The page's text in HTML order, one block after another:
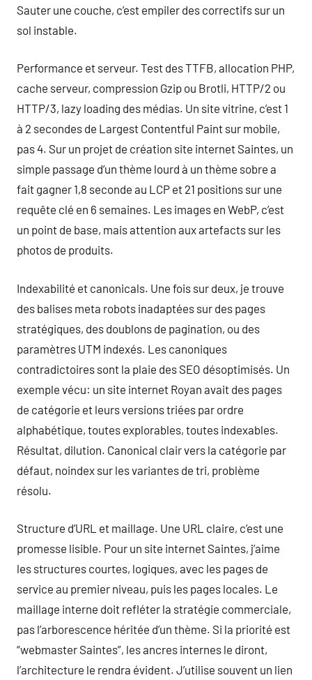
Sauter une couche, c’est empiler des correctifs sur un
sol instable.
Performance et serveur. Test des TTFB, allocation PHP,
cache serveur, compression Gzip ou Brotli, HTTP/2 ou
HTTP/3, lazy loading des médias. Un site vitrine, c’est 1
à 2 secondes de Largest Contentful Paint sur mobile,
pas 4. Sur un projet de création site internet Saintes, un
simple passage d’un thème lourd à un thème sobre a
fait gagner 1,8 seconde au LCP et 21 positions sur une
requête clé en 6 semaines. Les images en WebP, c’est
un point de base, mais attention aux artefacts sur les
photos de produits.
Indexabilité et canonicals. Une fois sur deux, je trouve
des balises meta robots inadaptées sur des pages
stratégiques, des doublons de pagination, ou des
paramètres UTM indexés. Les canoniques
contradictoires sont la plaie des SEO désoptimisés. Un
exemple vécu: un site internet Royan avait des pages
de catégorie et leurs versions triées par ordre
alphabétique, toutes explorables, toutes indexables.
Résultat, dilution. Canonical clair vers la catégorie par
défaut, noindex sur les variantes de tri, problème
résolu.
Structure d’URL et maillage. Une URL claire, c’est une
promesse lisible. Pour un site internet Saintes, j’aime
les structures courtes, logiques, avec les pages de
service au premier niveau, puis les pages locales. Le
maillage interne doit refléter la stratégie commerciale,
pas l’arborescence héritée d’un thème. Si la priorité est
“webmaster Saintes”, les ancres internes le diront,
l’architecture le rendra évident. J’utilise souvent un lien